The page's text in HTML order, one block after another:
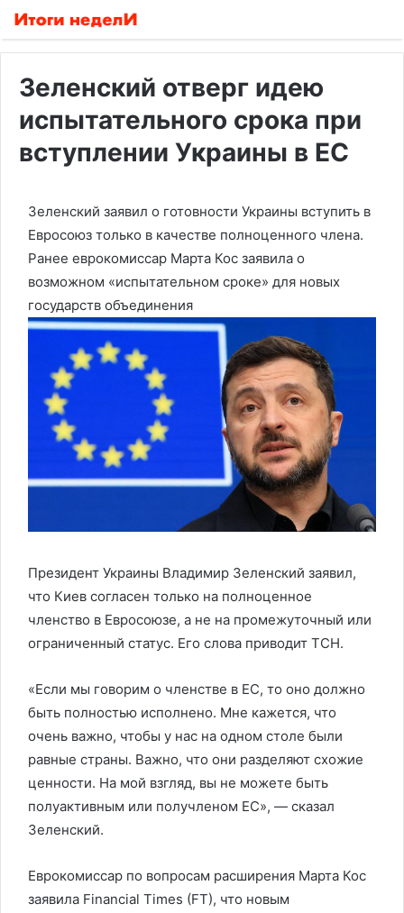
Зеленский отверг идею
испытательного срока при
вступлении Украины в ЕС
Зеленский заявил о готовности Украины вступить в
Евросоюз только в качестве полноценного члена.
Ранее еврокомиссар Марта Кос заявила о
возможном «испытательном сроке» для новых
государств объединения
Президент Украины Владимир Зеленский заявил,
что Киев согласен только на полноценное
членство в Евросоюзе, а не на промежуточный или
ограниченный статус. Его слова приводит ТСН.
«Если мы говорим о членстве в ЕС, то оно должно
быть полностью исполнено. Мне кажется, что
очень важно, чтобы у нас на одном столе были
равные страны. Важно, что они разделяют схожие
ценности. На мой взгляд, вы не можете быть
полуактивным или получленом ЕС», — сказал
Зеленский.
Еврокомиссар по вопросам расширения Марта Кос
заявила Financial Times (FT), что новым